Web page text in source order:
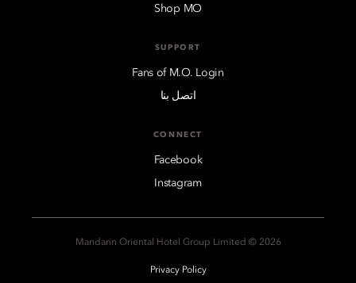
Shop MO
SUPPORT
Fans of M.O. Login
اتصل بنا
CONNECT
Facebook
Instagram
2026 © Mandarin Oriental Hotel Group Limited
Privacy Policy